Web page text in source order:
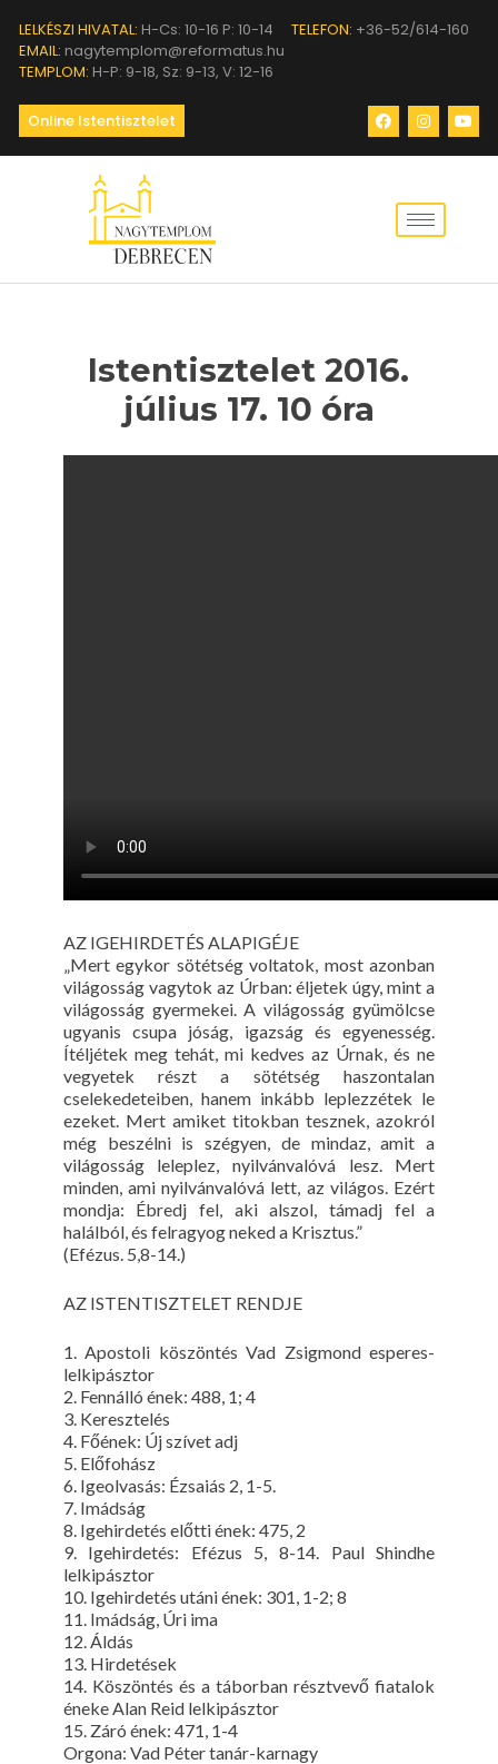
LELKÉSZI HIVATAL: H-Cs: 10-16 P: 10-14 TELEFON: +36-52/614-160
EMAIL: nagytemplom@reformatus.hu
TEMPLOM: H-P: 9-18, Sz: 9-13, V: 12-16
Online Istentisztelet
Istentisztelet 2016.
július 17. 10 óra
AZ IGEHIRDETÉS ALAPIGÉJE
„Mert egykor sötétség voltatok, most azonban
világosság vagytok az Úrban: éljetek úgy, mint a
világosság gyermekei. A világosság gyümölcse
ugyanis csupa jóság, igazság és egyenesség.
Ítéljétek meg tehát, mi kedves az Úrnak, és ne
vegyetek részt a sötétség haszontalan
cselekedeteiben, hanem inkább leplezzétek le
ezeket. Mert amiket titokban tesznek, azokról
még beszélni is szégyen, de mindaz, amit a
világosság leleplez, nyilvánvalóvá lesz. Mert
minden, ami nyilvánvalóvá lett, az világos. Ezért
mondja: Ébredj fel, aki alszol, támadj fel a
halálból, és felragyog neked a Krisztus.”
(Efézus. 5,8-14.)
AZ ISTENTISZTELET RENDJE
1. Apostoli köszöntés Vad Zsigmond esperes-
lelkipásztor
2. Fennálló ének: 488, 1; 4
3. Keresztelés
4. Főének: Új szívet adj
5. Előfohász
6. Igeolvasás: Ézsaiás 2, 1-5.
7. Imádság
8. Igehirdetés előtti ének: 475, 2
9. Igehirdetés: Efézus 5, 8-14. Paul Shindhe
lelkipásztor
10. Igehirdetés utáni ének: 301, 1-2; 8
11. Imádság, Úri ima
12. Áldás
13. Hirdetések
14. Köszöntés és a táborban résztvevő fiatalok
éneke Alan Reid lelkipásztor
15. Záró ének: 471, 1-4
Orgona: Vad Péter tanár-karnagy